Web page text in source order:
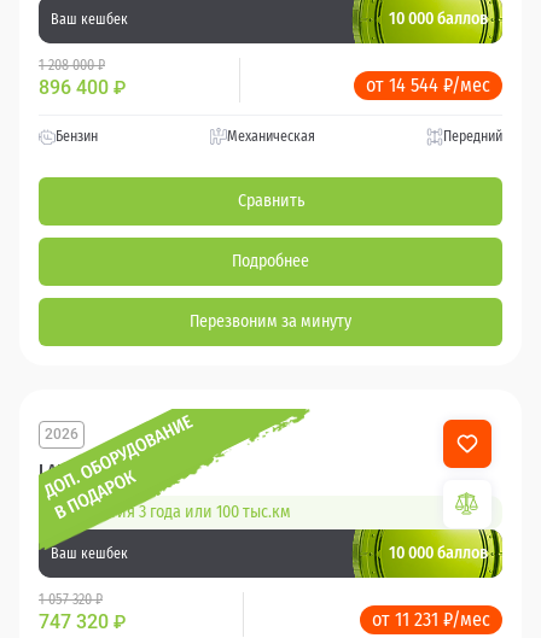
Ваш кешбек 10 000 баллов
1 208 000 ₽
896 400 ₽ от 14 544 ₽/мес
Бензин Механическая Передний
Сравнить
Подробнее
Перезвоним за минуту
LADA Granta
2026
Гарантия 3 года или 100 тыс.км
Ваш кешбек 10 000 баллов
1 057 320 ₽
747 320 ₽ от 11 231 ₽/мес